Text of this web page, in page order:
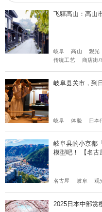
飞驒高山：高山
岐阜 高山 观光
传统工艺
商店街/
岐阜县关市，到
岐阜 体验 日本
岐阜县的小京都
模型吧！ 【名古
名古屋 岐阜 观
2025日本中部赏